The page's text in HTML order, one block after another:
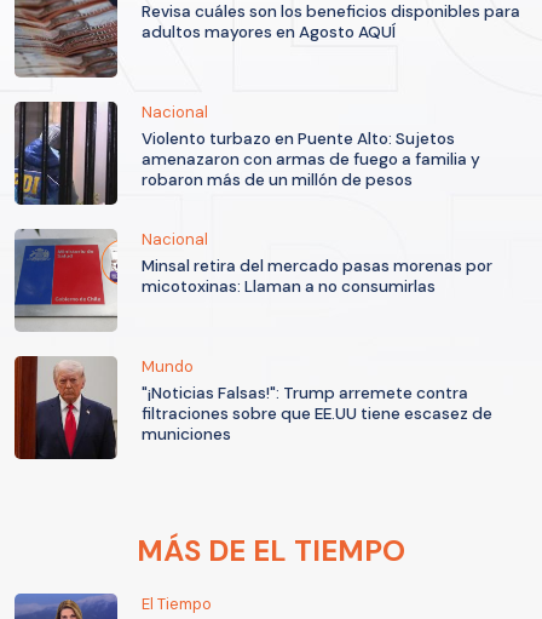
Revisa cuáles son los beneficios disponibles para
adultos mayores en Agosto AQUÍ
Nacional
Violento turbazo en Puente Alto: Sujetos
amenazaron con armas de fuego a familia y
robaron más de un millón de pesos
Nacional
Minsal retira del mercado pasas morenas por
micotoxinas: Llaman a no consumirlas
Mundo
"¡Noticias Falsas!": Trump arremete contra
filtraciones sobre que EE.UU tiene escasez de
municiones
MÁS DE EL TIEMPO
El Tiempo